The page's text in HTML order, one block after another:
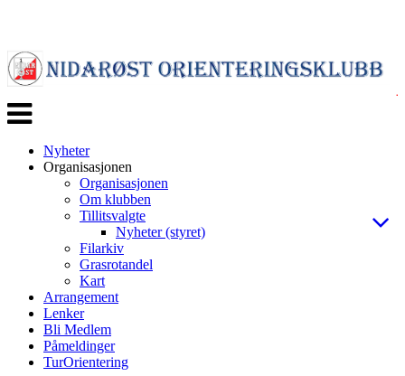
Veksle
navigasjon
Nyheter
Organisasjonen
Organisasjonen
Om klubben
Tillitsvalgte
Nyheter (styret)
Filarkiv
Grasrotandel
Kart
Arrangement
Lenker
Bli Medlem
Påmeldinger
TurOrientering